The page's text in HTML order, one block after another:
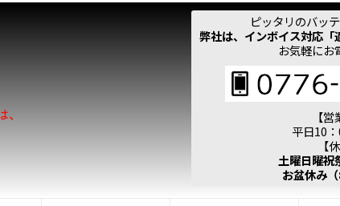
ピッタリのバッ
弊社は、インボイス対応「
お気軽にお
【営
平日10
【
土曜日曜祝
お盆休み